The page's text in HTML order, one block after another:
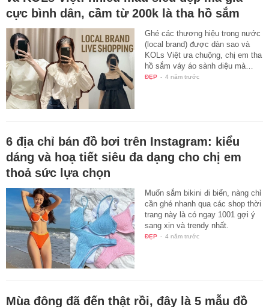
cực bình dân, cầm từ 200k là tha hồ sắm
Ghé các thương hiệu trong nước
(local brand) được dàn sao và
KOLs Việt ưa chuộng, chị em tha
hồ sắm váy áo sành điệu mà…
ĐẸP - 4 năm trước
6 địa chỉ bán đồ bơi trên Instagram: kiểu
dáng và hoạ tiết siêu đa dạng cho chị em
thoả sức lựa chọn
Muốn sắm bikini đi biển, nàng chỉ
cần ghé nhanh qua các shop thời
trang này là có ngay 1001 gợi ý
sang xịn và trendy nhất.
ĐẸP - 4 năm trước
Mùa đông đã đến thật rồi, đây là 5 mẫu đồ